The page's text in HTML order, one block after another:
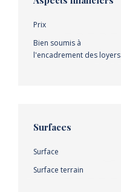
Prix
Bien soumis à
l'encadrement des loyers
Surfaces
Surface
Surface terrain